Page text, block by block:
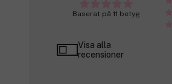
Baserat på 11 betyg
Visa alla
recensioner